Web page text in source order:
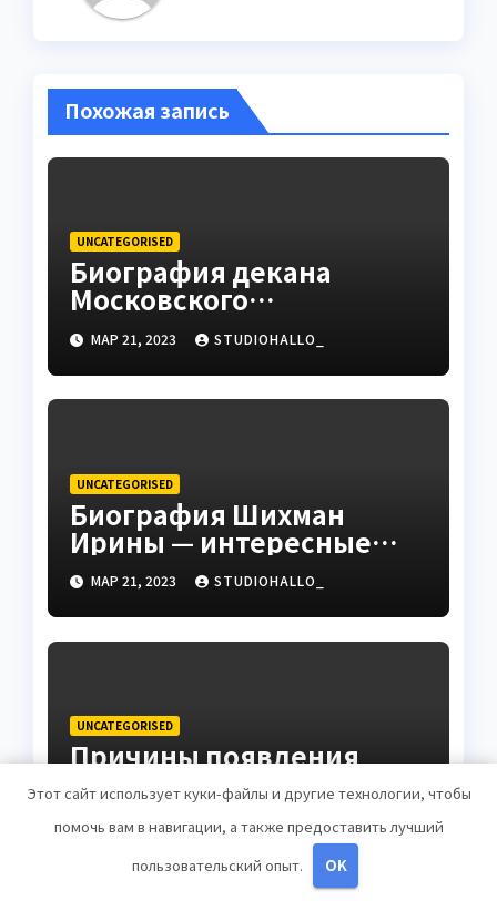
Похожая запись
UNCATEGORISED
Биография декана
Московского
государственного
университета Андрея
Сидорова — от студента
до руководителя
МАР 21, 2023 STUDIOHALLO_
UNCATEGORISED
Биография Шихман
Ирины — интересные
факты, достижения и
путь к успеху
МАР 21, 2023 STUDIOHALLO_
UNCATEGORISED
Причины появления
фурункулов в паху у
мужчин
МАР 20, 2023 ZNAKCOMSTVA_
Этот сайт использует куки-файлы и другие технологии, чтобы
помочь вам в навигации, а также предоставить лучший
пользовательский опыт.
OK